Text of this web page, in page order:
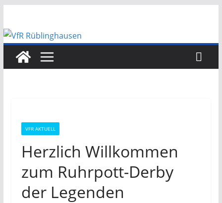
springen
VFR AKTUELL
Herzlich Willkommen
zum Ruhrpott-Derby
der Legenden